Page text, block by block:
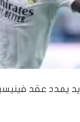
مدريد يمدد